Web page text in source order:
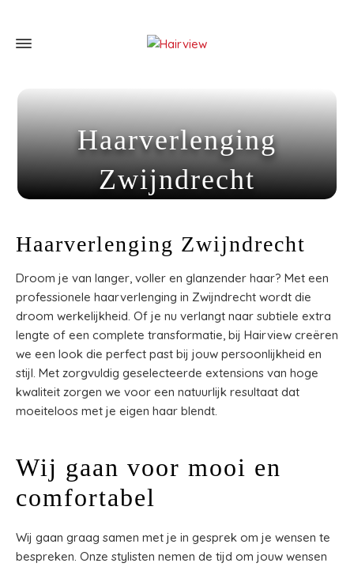
Haarverlenging
Zwijndrecht
Haarverlenging Zwijndrecht
Droom je van langer, voller en glanzender haar? Met een
professionele haarverlenging in Zwijndrecht wordt die
droom werkelijkheid. Of je nu verlangt naar subtiele extra
lengte of een complete transformatie, bij Hairview creëren
we een look die perfect past bij jouw persoonlijkheid en
stijl. Met zorgvuldig geselecteerde extensions van hoge
kwaliteit zorgen we voor een natuurlijk resultaat dat
moeiteloos met je eigen haar blendt.
Wij gaan voor mooi en
comfortabel
Wij gaan graag samen met je in gesprek om je wensen te
bespreken. Onze stylisten nemen de tijd om jouw wensen